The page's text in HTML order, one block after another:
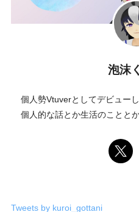
泡沫
個人勢Vtuverとしてデビュー
個人的な話とか生活のことと
Tweets by kuroi_gottani